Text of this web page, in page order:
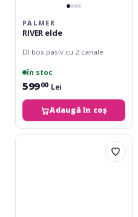
PALMER
RIVER elde
DI box pasiv cu 2 canale
în stoc
59900 Lei
Adaugă în coș
Boss